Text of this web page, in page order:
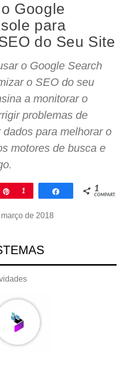
Google
para
do Seu Site
o Google Search
o SEO do seu
a monitorar o
problemas de
para melhorar o
motores de busca e
Pin
1 Compartilhar
1
COMPART.
de 2018